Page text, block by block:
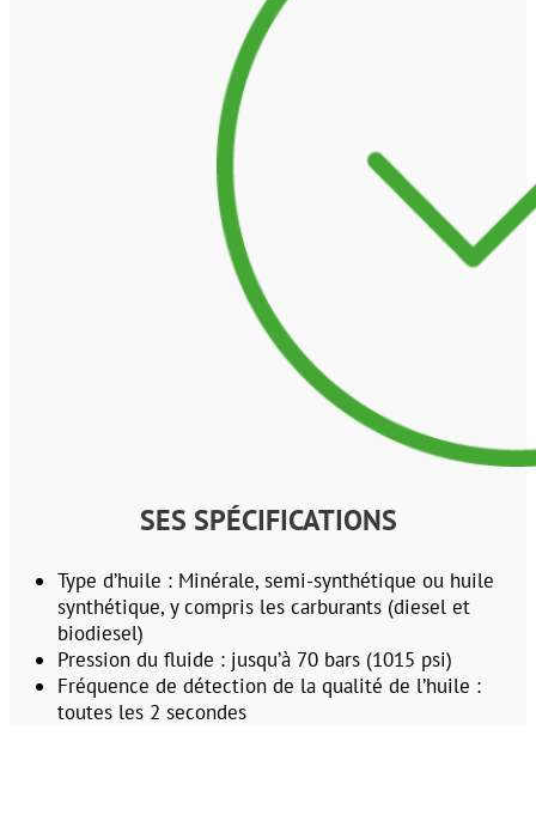
SES SPÉCIFICATIONS
Type d’huile : Minérale, semi-synthétique ou huile
synthétique, y compris les carburants (diesel et
biodiesel)
Pression du fluide : jusqu’à 70 bars (1015 psi)
Fréquence de détection de la qualité de l’huile :
toutes les 2 secondes